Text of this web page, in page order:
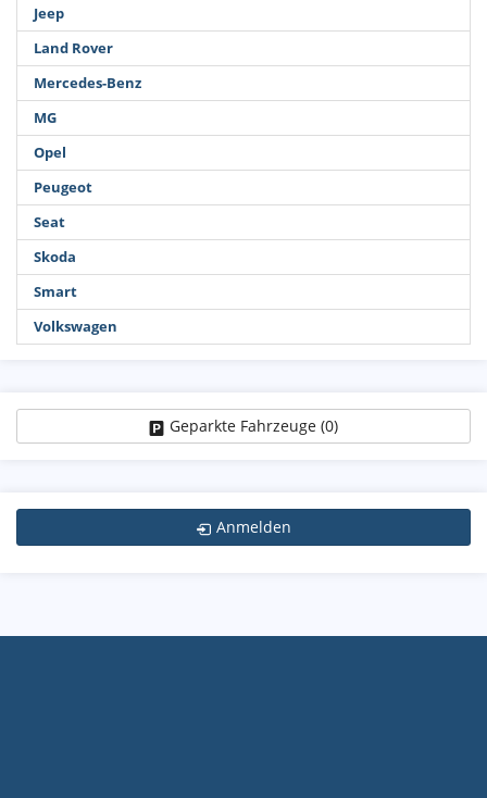
Jeep
Land Rover
Mercedes-Benz
MG
Opel
Peugeot
Seat
Skoda
Smart
Volkswagen
Geparkte Fahrzeuge (0)
Anmelden